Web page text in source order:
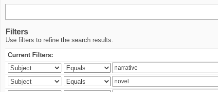
Filters
Use filters to refine the search results.
Current Filters: